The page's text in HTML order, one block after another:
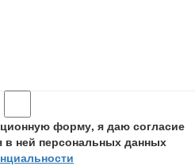
форму, я даю согласие
в ней персональных данных